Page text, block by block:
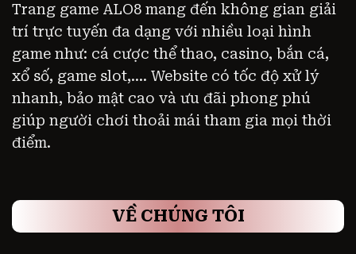
Trang game ALO8 mang đến không gian giải
trí trực tuyến đa dạng với nhiều loại hình
game như: cá cược thể thao, casino, bắn cá,
xổ số, game slot,.... Website có tốc độ xử lý
nhanh, bảo mật cao và ưu đãi phong phú
giúp người chơi thoải mái tham gia mọi thời
điểm.
VỀ CHÚNG TÔI